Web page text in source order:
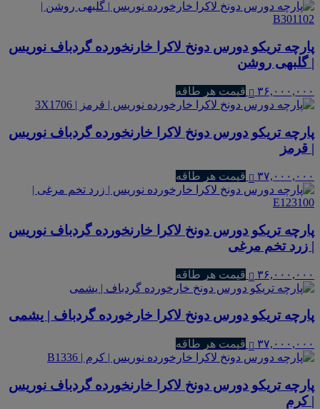
پارچه تریکو دورس دونخ لاکرا خارنخورده گردباف نوریس
| گلبهی روشن
۳۶,۰۰۰,۰۰۰ قیمت هر طاقه
پارچه تریکو دورس دونخ لاکرا خارنخورده گردباف نوریس
| قرمز
۳۷,۰۰۰,۰۰۰ قیمت هر طاقه
پارچه تریکو دورس دونخ لاکرا خارنخورده گردباف نوریس
| زرد تخم مرغی
۳۶,۰۰۰,۰۰۰ قیمت هر طاقه
پارچه تریکو دورس دونخ لاکرا خارخورده گردباف | یشمی
۳۷,۰۰۰,۰۰۰ قیمت هر طاقه
پارچه تریکو دورس دونخ لاکرا خارنخورده گردباف نوریس
| کرم